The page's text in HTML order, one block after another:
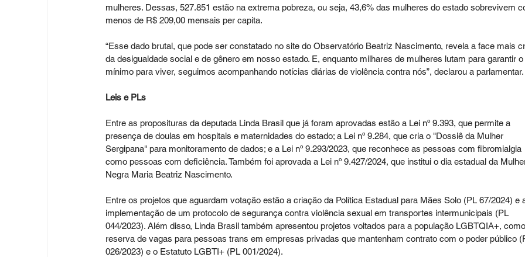
mulheres. Dessas, 527.851 estão na extrema pobreza, ou seja, 43,6% das mulheres do estado sobrevivem
menos de R$ 209,00 mensais per capita.
“Esse dado brutal, que pode ser constatado no site do Observatório Beatriz Nascimento, revela a face mais
da desigualdade social e de gênero em nosso estado. E, enquanto milhares de mulheres lutam para garantir o
mínimo para viver, seguimos acompanhando notícias diárias de violência contra nós”, declarou a
Leis e PLs
Entre as proposituras da deputada Linda Brasil que já foram aprovadas estão a Lei nº 9.393, que permite a
presença de doulas em hospitais e maternidades do estado; a Lei nº 9.284, que cria o "Dossiê da Mulher
Sergipana" para monitoramento de dados; e a Lei nº 9.293/2023, que reconhece as pessoas com fibromialgia
como pessoas com deficiência. Também foi aprovada a Lei nº 9.427/2024, que institui o dia estadual da
Negra Maria Beatriz Nascimento.
Entre os projetos que aguardam votação estão a criação da Política Estadual para Mães Solo (PL 67/2024) e
implementação de um protocolo de segurança contra violência sexual em transportes intermunicipais (PL
044/2023). Além disso, Linda Brasil também apresentou projetos voltados para a população LGBTQIA+,
reserva de vagas para pessoas trans em empresas privadas que mantenham contrato com o poder público
026/2023) e o Estatuto LGBTI+ (PL 001/2024).